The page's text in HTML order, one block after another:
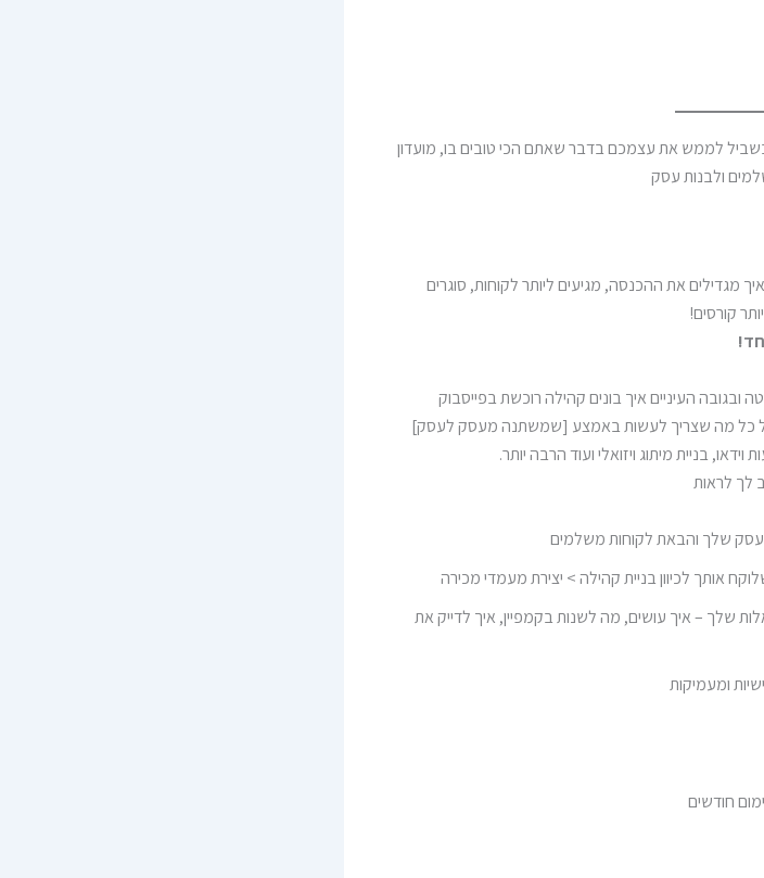
לממש את עצמכם בדבר שאתם הכי טובים בו, מועדון
ולבנות עסק
מגדילים את ההכנסה, מגיעים ליותר לקוחות, סוגרים
קורסים!
ובגובה העיניים איך בונים קהילה רוכשת בפייסבוק
כל מה שצריך לעשות באמצע [שמשתנה מעסק לעסק]
בניית מיתוג ויזואלי ועוד הרבה יותר.
לך לראות
שלך והבאת לקוחות משלמים
אותך לכיוון בניית קהילה > יצירת מעמדי מכירה
שלך – איך עושים, מה לשנות בקמפיין, איך לדייק את